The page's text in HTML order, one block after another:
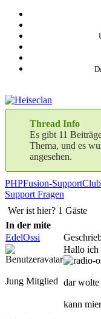
Thread Info
Es gibt 11
Thema, und es
angesehen.
PHPFusion-SupportClub
Support Fragen
Wer ist hier? 1 Gäste
In der mite
EdelOssi
Jung Mitglied
Hallo ich
dar wolte
kann